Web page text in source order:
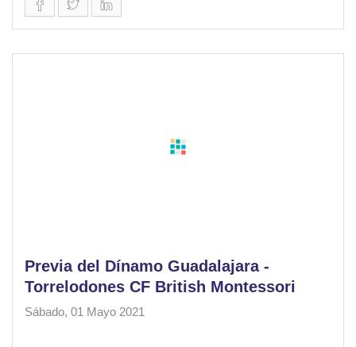
Previa del Dínamo Guadalajara -
Torrelodones CF British Montessori
Sábado, 01 Mayo 2021